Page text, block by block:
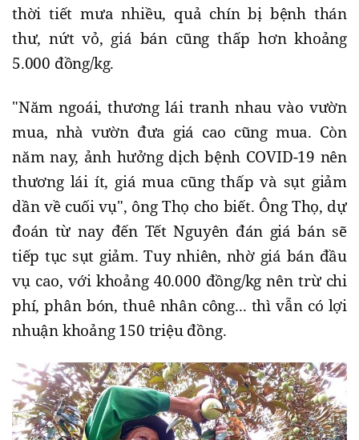
thời tiết mưa nhiều, quả chín bị bệnh thán
thư, nứt vỏ, giá bán cũng thấp hơn khoảng
5.000 đồng/kg.
"Năm ngoái, thương lái tranh nhau vào vườn
mua, nhà vườn đưa giá cao cũng mua. Còn
năm nay, ảnh hưởng dịch bệnh COVID-19 nên
thương lái ít, giá mua cũng thấp và sụt giảm
dần về cuối vụ", ông Thọ cho biết. Ông Thọ, dự
đoán từ nay đến Tết Nguyên đán giá bán sẽ
tiếp tục sụt giảm. Tuy nhiên, nhờ giá bán đầu
vụ cao, với khoảng 40.000 đồng/kg nên trừ chi
phí, phân bón, thuê nhân công... thì vẫn có lợi
nhuận khoảng 150 triệu đồng.